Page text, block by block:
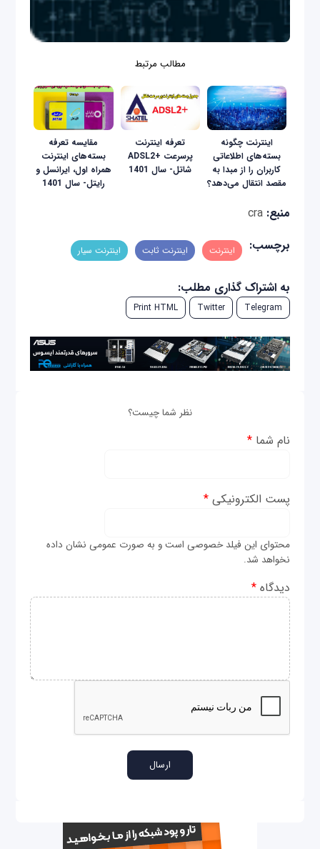
مطالب مرتبط
اینترنت چگونه
بسته‌های اطلاعاتی
کاربران را از مبدا به
مقصد انتقال می‌دهد؟
تعرفه اینترنت
پرسرعت +ADSL2
شاتل- سال 1401
مقایسه تعرفه‌
بسته‌های اینترنت
همراه‌ اول، ایرانسل و
رایتل- سال 1401
منبع:cra
برچسب:
اینترنت اینترنت ثابت اینترنت سیار
به اشتراک گذاری مطلب:
Telegram
Twitter
Print HTML
نظر شما چیست؟
نام شما*
پست الکترونیکی*
محتوای این فیلد خصوصی است و به صورت عمومی نشان داده
نخواهد شد.
دیدگاه*